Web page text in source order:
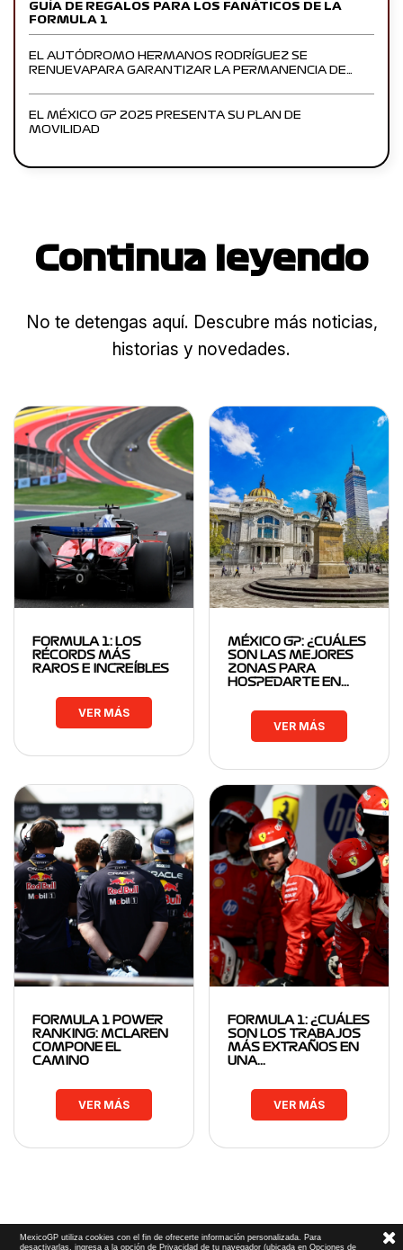
GUÍA DE REGALOS PARA LOS FANÁTICOS DE LA
FORMULA 1
EL AUTÓDROMO HERMANOS RODRÍGUEZ SE
RENUEVAPARA GARANTIZAR LA PERMANENCIA DE…
EL MÉXICO GP 2025 PRESENTA SU PLAN DE
MOVILIDAD
Continua leyendo
No te detengas aquí. Descubre más noticias,
historias y novedades.
FORMULA 1: LOS
RÉCORDS MÁS
RAROS E INCREÍBLES
VER MÁS
MÉXICO GP: ¿CUÁLES
SON LAS MEJORES
ZONAS PARA
HOSPEDARTE EN…
VER MÁS
FORMULA 1 POWER
RANKING: MCLAREN
COMPONE EL
CAMINO
VER MÁS
FORMULA 1: ¿CUÁLES
SON LOS TRABAJOS
MÁS EXTRAÑOS EN
UNA…
VER MÁS
MexicoGP utiliza cookies con el fin de ofrecerte información personalizada. Para
desactivarlas, ingresa a la opción de Privacidad de tu navegador (ubicada en Opciones de